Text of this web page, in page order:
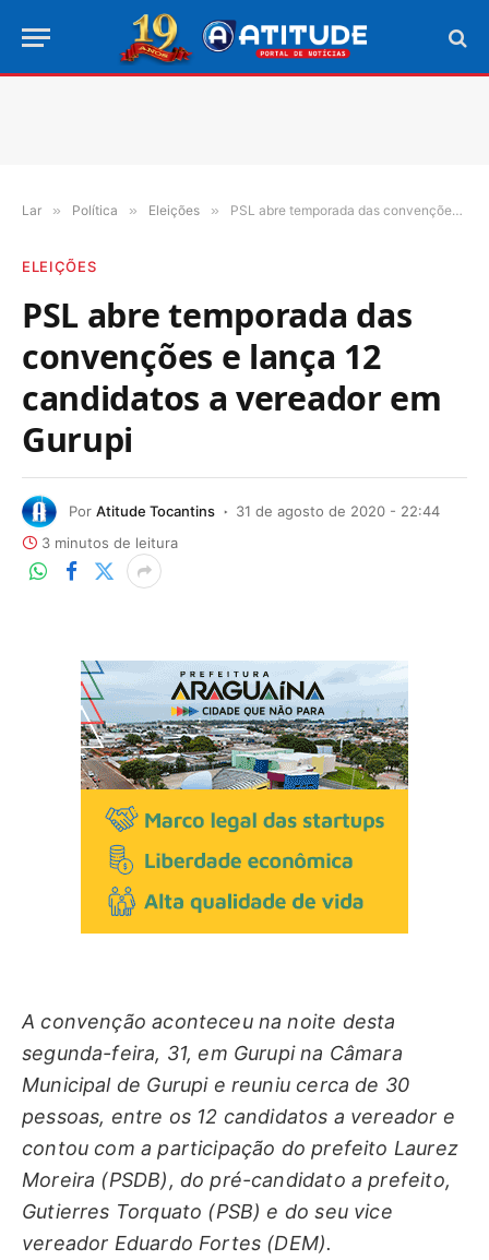
Lar » Política » Eleições » PSL abre temporada das convenções e lança 12 candidatos a vereador em Gurupi
ELEIÇÕES
PSL abre temporada das
convenções e lança 12
candidatos a vereador em
Gurupi
Por Atitude Tocantins
31 de agosto de 2020 - 22:44
3 minutos de leitura
A convenção aconteceu na noite desta
segunda-feira, 31, em Gurupi na Câmara
Municipal de Gurupi e reuniu cerca de 30
pessoas, entre os 12 candidatos a vereador e
contou com a participação do prefeito Laurez
Moreira (PSDB), do pré-candidato a prefeito,
Gutierres Torquato (PSB) e do seu vice
vereador Eduardo Fortes (DEM).